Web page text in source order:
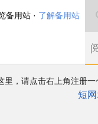
里，请点击右上角注册一
发现了任何确定的错误或
改正
短
备用站 · 了解备用站